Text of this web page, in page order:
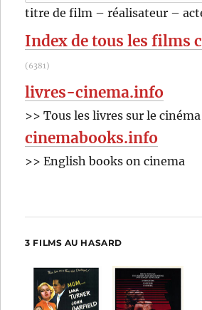
:
titre de film – réalisateur –
Index de tous les films
(6381)
livres-cinema.info
>> Tous les livres sur le cinéma
cinemabooks.info
>> English books on cinema
3 FILMS AU HASARD